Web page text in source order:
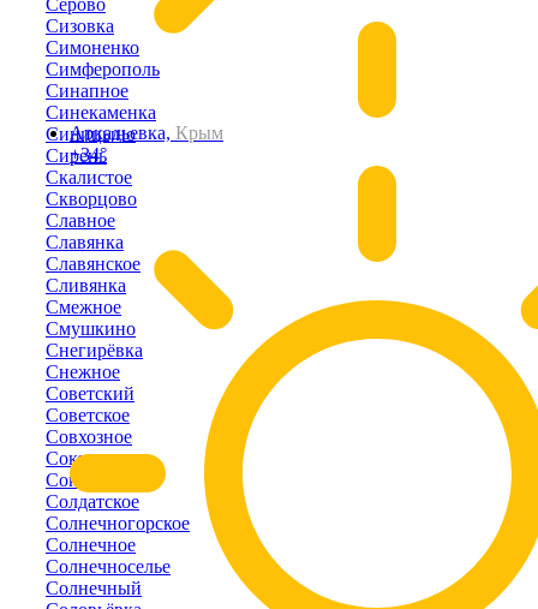
Аркадьевка, Крым
+34°
Сизовка
Симоненко
Симферополь
Синапное
Синекаменка
Синицыно
Сирень
Скалистое
Скворцово
Славное
Славянка
Славянское
Сливянка
Смежное
Смушкино
Снегирёвка
Снежное
Советский
Советское
Совхозное
Соколиное
Соколы
Солдатское
Солнечногорское
Солнечное
Солнечноселье
Солнечный